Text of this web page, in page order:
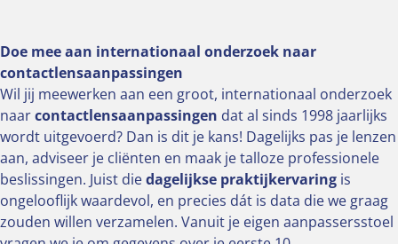
Doe mee aan internationaal onderzoek naar
contactlensaanpassingen
Wil jij meewerken aan een groot, internationaal onderzoek
naarcontactlensaanpassingen dat al sinds 1998 jaarlijks
wordt uitgevoerd? Dan is dit je kans! Dagelijks pas je lenzen
aan, adviseer je cliënten en maak je talloze professionele
beslissingen. Juist diedagelijkse praktijkervaring is
ongelooflijk waardevol, en precies dát is data die we graag
zouden willen verzamelen. Vanuit je eigen aanpassersstoel